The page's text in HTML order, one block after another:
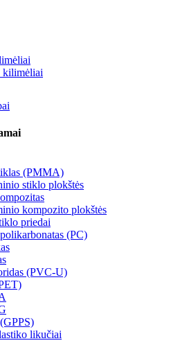
kilimėliai
(PMMA)
stiklo plokštės
kompozito plokštės
priedai
(PC)
(PVC-U)
likučiai